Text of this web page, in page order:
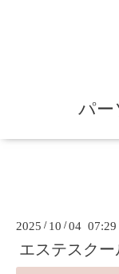
パー
2025 / 10 /04 07:29
エステスク